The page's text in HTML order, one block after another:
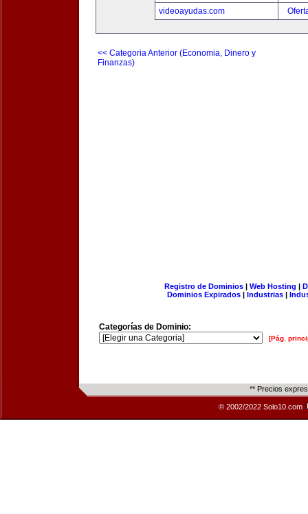
videoayudas.com
<< Categoria Anterior (Economia, Dinero y
Finanzas)
Registro de Dominios| Web Hosting |
Dominios Expirados | Industrias |
Categorías de Dominio:
[Pág.
** Precios
© 2002/2022 Solo10.com